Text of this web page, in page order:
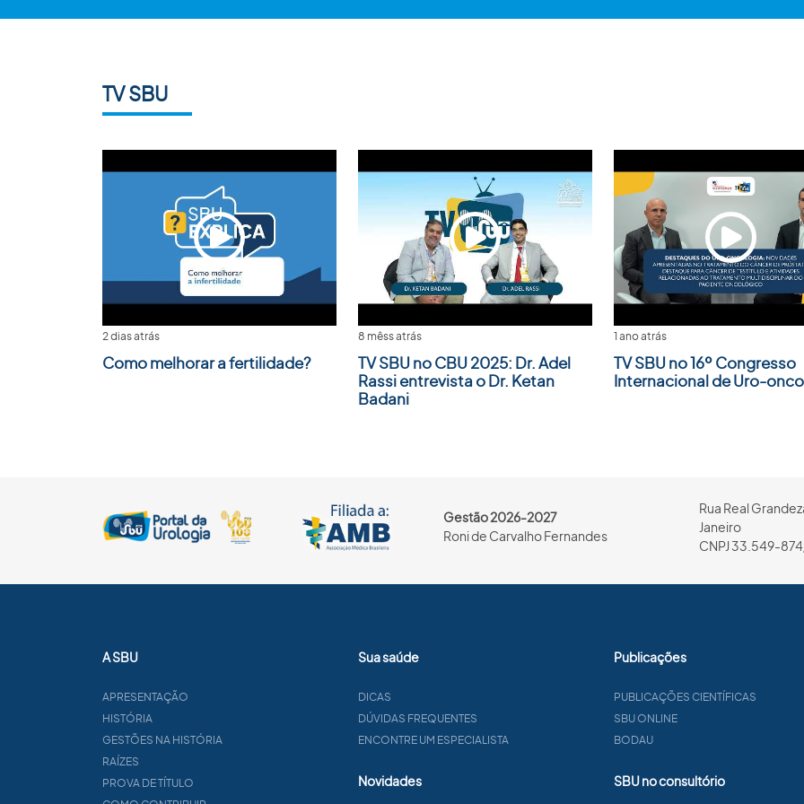
TV SBU
2 dias atrás
Como melhorar a fertilidade?
8 mêss atrás
TV SBU no CBU 2025: Dr. Adel
Rassi entrevista o Dr. Ketan
Badani
1 ano atrás
TV SBU no 16º Congresso
Internacional de Uro-
Gestão 2026-2027
Roni de Carvalho Fernandes
Rua Real
Janeiro
CNPJ 33.549-
A SBU
APRESENTAÇÃO
HISTÓRIA
GESTÕES NA HISTÓRIA
RAÍZES
PROVA DE TÍTULO
Sua saúde
DICAS
DÚVIDAS FREQUENTES
ENCONTRE UM ESPECIALISTA
Novidades
Publicações
PUBLICAÇÕES CIENTÍFICAS
SBU ONLINE
BODAU
SBU no consultório